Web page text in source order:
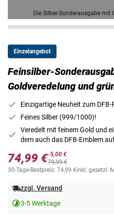
Die Silber-Sonderausgabe mit
Einzelangebot
Feinsilber-
Goldveredelung und
Einzigartige Neuheit zum
Feines Silber (999/1000)!
Veredelt mit feinem Gold und
dem auch das DFB-Emblem
74,99 €-5,00 €
79,99 €
30-Tage-Bestpreis: 74,99 €inkl. gesetzl.
zzgl. Versand
3-5 Werktage